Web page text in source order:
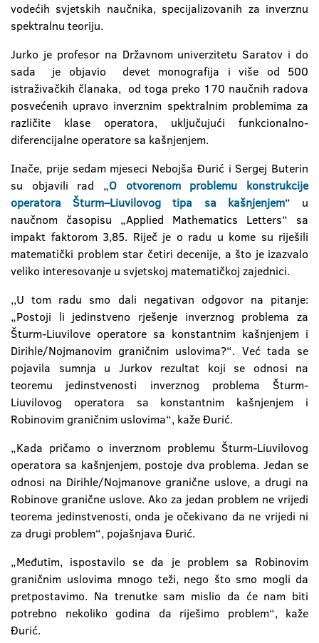
vodećih svjetskih naučnika, specijalizovanih za inverznu
spektralnu teoriju.
Jurko je profesor na Državnom univerzitetu Saratov i do
sada je objavio devet monografija i više od 500
istraživačkih članaka, od toga preko 170 naučnih radova
posvećenih upravo inverznim spektralnim problemima za
različite klase operatora, uključujući funkcionalno-
diferencijalne operatore sa kašnjenjem.
Inače, prije sedam mjeseci Nebojša Đurić i Sergej Buterin
su objavili rad „O otvorenom problemu konstrukcije
operatora Šturm–Liuvilovog tipa sa kašnjenjem“ u
naučnom časopisu „Applied Mathematics Letters“ sa
impakt faktorom 3,85. Riječ je o radu u kome su riješili
matematički problem star četiri decenije, a što je izazvalo
veliko interesovanje u svjetskoj matematičkoj zajednici.
,,U tom radu smo dali negativan odgovor na pitanje:
„Postoji li jedinstveno rješenje inverznog problema za
Šturm-Liuvilove operatore sa konstantnim kašnjenjem i
Dirihle/Nojmanovim graničnim uslovima?“. Već tada se
pojavila sumnja u Jurkov rezultat koji se odnosi na
teoremu jedinstvenosti inverznog problema Šturm-
Liuvilovog operatora sa konstantnim kašnjenjem i
Robinovim graničnim uslovima“, kaže Đurić.
„Kada pričamo o inverznom problemu Šturm-Liuvilovog
operatora sa kašnjenjem, postoje dva problema. Jedan se
odnosi na Dirihle/Nojmanove granične uslove, a drugi na
Robinove granične uslove. Ako za jedan problem ne vrijedi
teorema jedinstvenosti, onda je očekivano da ne vrijedi ni
za drugi problem“, pojašnjava Đurić.
„Međutim, ispostavilo se da je problem sa Robinovim
graničnim uslovima mnogo teži, nego što smo mogli da
pretpostavimo. Na trenutke sam mislio da će nam biti
potrebno nekoliko godina da riješimo problem“, kaže
Đurić.